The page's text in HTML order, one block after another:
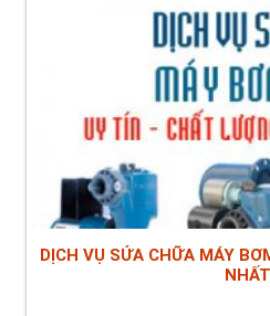
DỊCH VỤ SỬA CHỮA MÁY
NHẤT